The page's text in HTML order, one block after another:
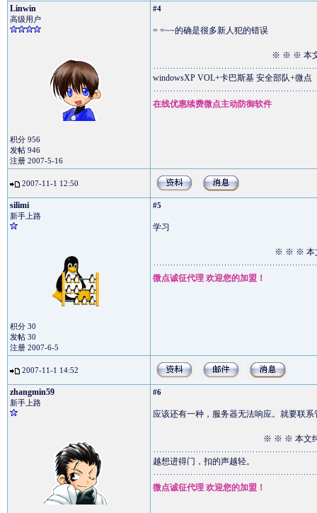
Linwin
高级用户
积分 956
发帖 946
注册 2007-5-16
#4
= =~~的确是很多新人犯的错误
※ ※ ※ 本文
windowsXP VOL+卡巴斯基 安全部队+微点
在线优惠续费微点主动防御软件
2007-11-1 12:50
silimi
新手上路
积分 30
发帖 30
注册 2007-6-5
#5
学习
※ ※ ※ 本
微点诚征代理 欢迎您的加盟！
2007-11-1 14:52
zhangmin59
新手上路
#6
应该还有一种，服务器无法响应。就要联系
※ ※ ※ 本文纯
越想进得门，扣的声越轻。
微点诚征代理 欢迎您的加盟！